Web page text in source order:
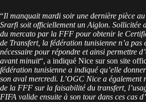
“Il manquait mardi soir une dernière pièce
Srarfi soit officiellement un Aiglon. Sollicitée
du mercato par la FFF pour obtenir le
de Transfert, la fédération tunisienne n’a pas
nécessaire pour répondre et ainsi permettre
avant minuit“, a indiqué Nice sur son site
fédération tunisienne a indiqué qu’elle
son aval mercredi. L’OGC Nice a également
de la FFF sur la faisabilité du transfert,
FIFA valide ensuite à son tour dans ces cas